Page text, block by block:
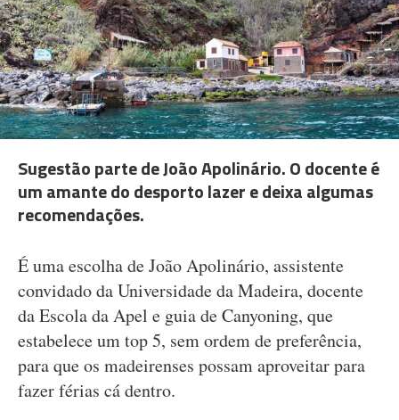
Sugestão parte de João Apolinário. O docente é
um amante do desporto lazer e deixa algumas
recomendações.
É uma escolha de João Apolinário, assistente
convidado da Universidade da Madeira, docente
da Escola da Apel e guia de Canyoning, que
estabelece um top 5, sem ordem de preferência,
para que os madeirenses possam aproveitar para
fazer férias cá dentro.